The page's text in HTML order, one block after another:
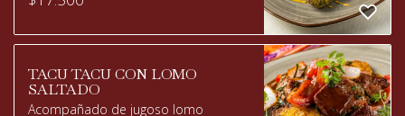
TACU TACU CON LOMO
SALTADO
Acompañado de jugoso lomo